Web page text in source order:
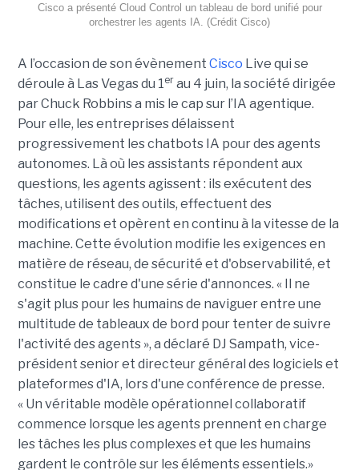
Cisco a présenté Cloud Control un tableau de bord unifié pour
orchestrer les agents IA. (Crédit Cisco)
A l’occasion de son évènement Cisco Live qui se
déroule à Las Vegas du 1erau 4 juin, la société dirigée
par Chuck Robbins a mis le cap sur l’IA agentique.
Pour elle, les entreprises délaissent
progressivement les chatbots IA pour des agents
autonomes. Là où les assistants répondent aux
questions, les agents agissent : ils exécutent des
tâches, utilisent des outils, effectuent des
modifications et opèrent en continu à la vitesse de la
machine. Cette évolution modifie les exigences en
matière de réseau, de sécurité et d'observabilité, et
constitue le cadre d'une série d'annonces. « Il ne
s'agit plus pour les humains de naviguer entre une
multitude de tableaux de bord pour tenter de suivre
l'activité des agents », a déclaré DJ Sampath, vice-
président senior et directeur général des logiciels et
plateformes d'IA, lors d'une conférence de presse.
« Un véritable modèle opérationnel collaboratif
commence lorsque les agents prennent en charge
les tâches les plus complexes et que les humains
gardent le contrôle sur les éléments essentiels.»